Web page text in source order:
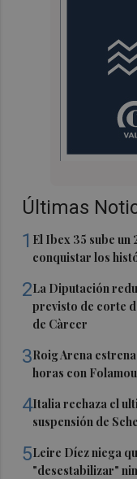
Últimas
1 El Ibex 35 sube un
conquistar los
2La Diputación
previsto de corte
de Càrcer
3Roig Arena
horas con
4Italia rechaza el
suspensión de
5Leire Díez niega
"desestabilizar"